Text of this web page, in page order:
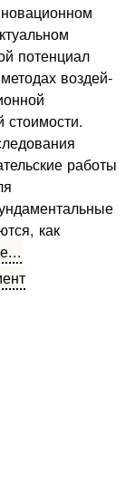
потенциал
воздей­
работы
как